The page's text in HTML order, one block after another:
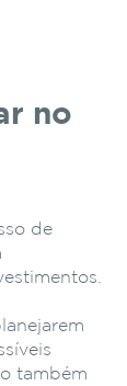
no
de
também